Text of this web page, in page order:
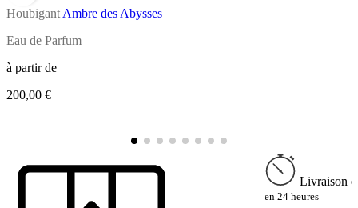
Houbigant Ambre des Abysses
Eau de Parfum
à partir de
200,00 €
Livraison
en 24 heures